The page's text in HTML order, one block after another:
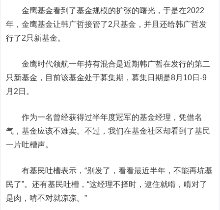
金鹰基金看到了基金规模的扩张的曙光，于是在2022
年，金鹰基金让韩广哲接管了2只基金，并且还给韩广哲发
行了2只新基金。
金鹰时代领航一年持有混合是近期韩广哲在发行的第二
只新基金，目前该基金处于募集期，募集日期是8月10日-9
月2日。
作为一名曾经获得过半年度冠军的基金经理，凭借名
气，基金应该不难卖。不过，我们在基金社区却看到了基民
一片吐槽声。
有基民吐槽表示，“别发了，看看最近半年，不能再坑基
民了”。还有基民吐槽，“这经理不择时，逮住就啃，啃对了
是肉，啃不对就凉凉。”